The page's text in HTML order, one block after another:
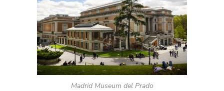
Madrid Museum del Prado